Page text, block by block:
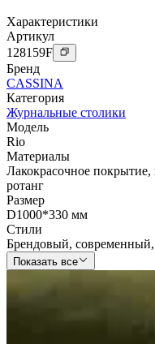
Характеристики
Артикул
128159F
Бренд
CASSINA
Категория
Журнальные столики
Модель
Rio
Материалы
Лакокрасочное покрытие,
ротанг
Размер
D1000*330 мм
Стили
Брендовый, современный,
Показать все